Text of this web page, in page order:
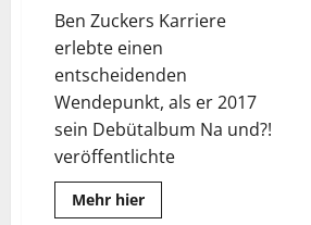
Ben Zuckers Karriere
erlebte einen
entscheidenden
Wendepunkt, als er 2017
sein Debütalbum Na und?!
veröffentlichte
Mehr hierRead
more